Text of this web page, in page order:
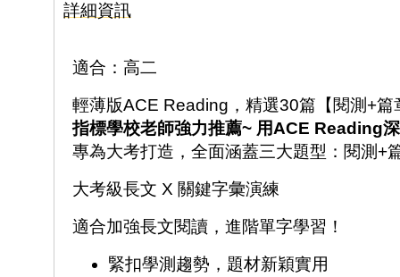
詳細資訊
適合：高二
輕薄版ACE Reading，精選30篇【閱測+篇
指標學校老師強力推薦~ 用ACE Reading
專為大考打造，全面涵蓋三大題型：閱測+
大考級長文 X 關鍵字彙演練
適合加強長文閱讀，進階單字學習！
緊扣學測趨勢，題材新穎實用